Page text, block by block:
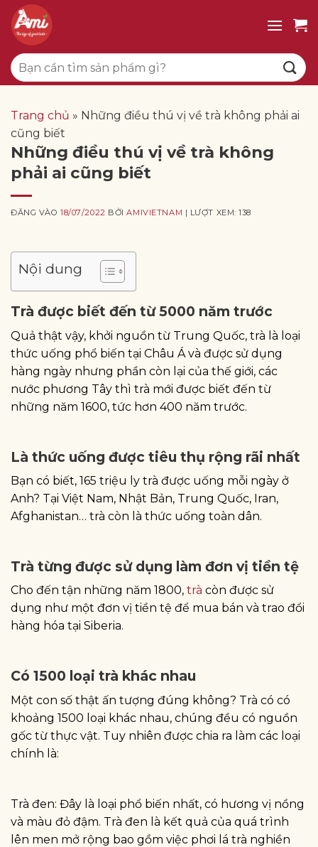
qua
dung
Tìm
kiếm:
Trang chủ » Những điều thú vị về trà không phải ai
cũng biết
Những điều thú vị về trà không
phải ai cũng biết
ĐĂNG VÀO18/07/2022 BỞIAMIVIETNAM | LƯỢT XEM: 138
Nội dung
Trà được biết đến từ 5000 năm trước
Quả thật vậy, khởi nguồn từ Trung Quốc, trà là loại
thức uống phổ biến tại Châu Á và được sử dụng
hàng ngày nhưng phần còn lại của thế giới, các
nước phương Tây thì trà mới được biết đến từ
những năm 1600, tức hơn 400 năm trước.
Là thức uống được tiêu thụ rộng rãi nhất
Bạn có biết, 165 triệu ly trà được uống mỗi ngày ở
Anh? Tại Việt Nam, Nhật Bản, Trung Quốc, Iran,
Afghanistan… trà còn là thức uống toàn dân.
Trà từng được sử dụng làm đơn vị tiền tệ
Cho đến tận những năm 1800, trà còn được sử
dụng như một đơn vị tiền tệ để mua bán và trao đổi
hàng hóa tại Siberia.
Có 1500 loại trà khác nhau
Một con số thật ấn tượng đúng không? Trà có có
khoảng 1500 loại khác nhau, chúng đều có nguồn
gốc từ thực vật. Tuy nhiên được chia ra làm các loại
chính là:
Trà đen: Đây là loại phổ biến nhất, có hương vị nồng
và màu đỏ đậm. Trà đen là kết quả của quá trình
lên men mở rộng bao gồm việc phơi lá trà nghiền